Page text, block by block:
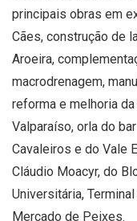
principais obras em
Cães, construção de
Aroeira,
macrodrenagem,
reforma e melhoria
Valparaíso, orla do
Cavaleiros e do Vale
Cláudio Moacyr, do
Universitária,
Mercado de Peixes.